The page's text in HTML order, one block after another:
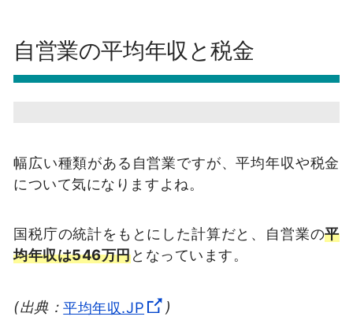
自営業の平均年収と税金
幅広い種類がある自営業ですが、平均年収や税金
について気になりますよね。
国税庁の統計をもとにした計算だと、自営業の平
均年収は546万円となっています。
(出典：平均年収.JP )